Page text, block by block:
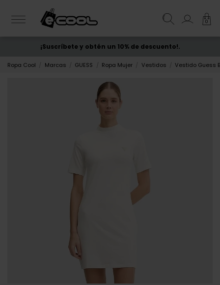
0
ENVÍO GRATIS desde 50€
¡Suscríbete y obtén un 10% de descuento!.
Ropa Cool Marcas GUESS Ropa Mujer Vestidos Vestido Guess